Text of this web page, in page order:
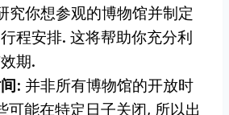
究你想参观的博物馆并制定
程安排. 这将帮助你充分利
期.
: 并非所有博物馆的开放时
可能在特定日子关闭, 所以出